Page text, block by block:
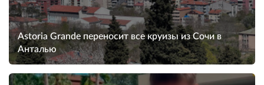
Astoria Grande переносит все круизы из Сочи в
Анталью